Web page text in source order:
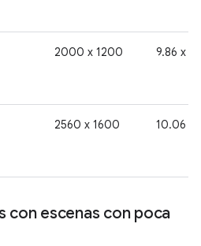
2000 x 1200 9.86 x
2560 x 1600 10.06 x
con escenas con poca